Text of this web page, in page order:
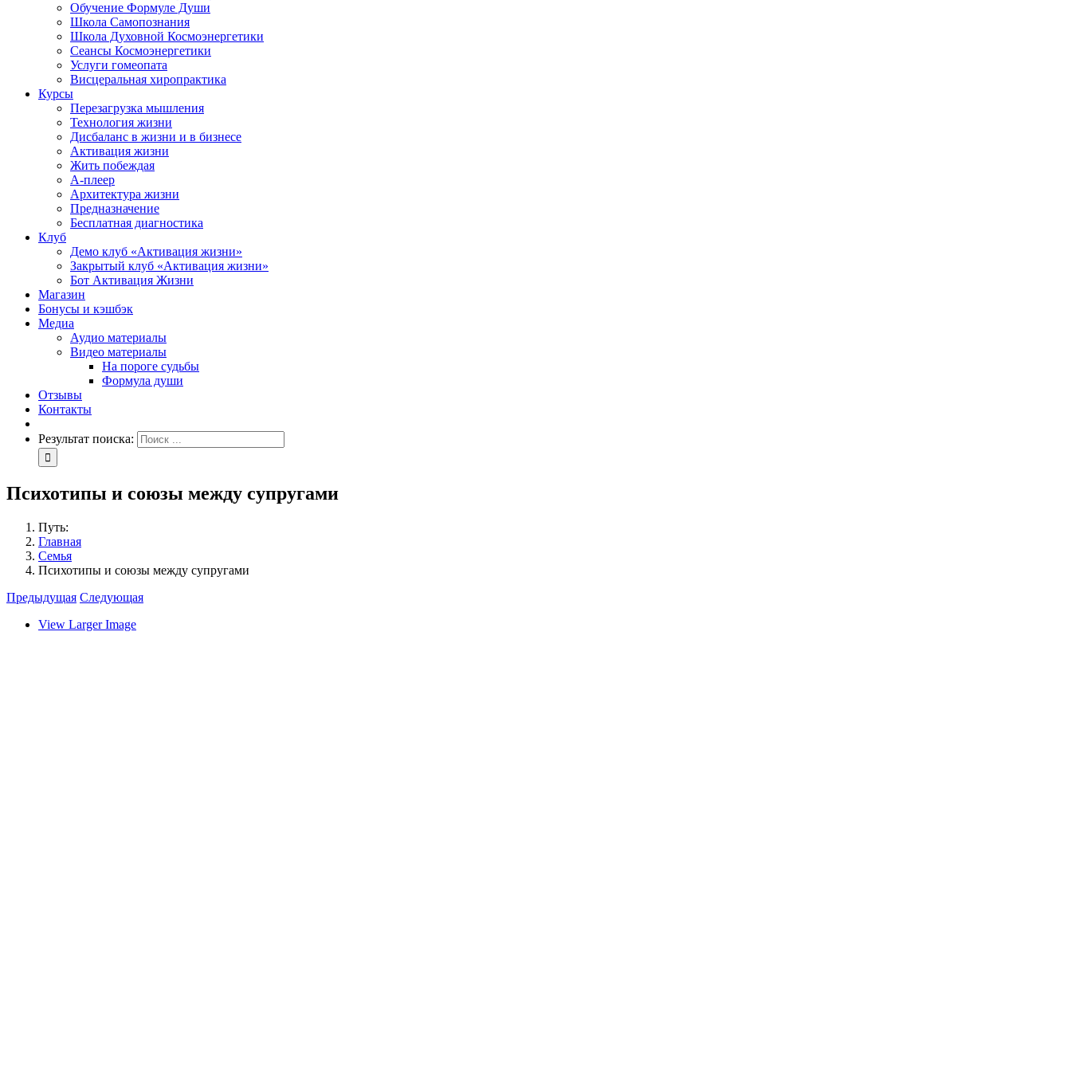
Обучение Формуле Души
Школа Самопознания
Школа Духовной Космоэнергетики
Сеансы Космоэнергетики
Услуги гомеопата
Висцеральная хиропрактика
Курсы
Перезагрузка мышления
Технология жизни
Дисбаланс в жизни и в бизнесе
Активация жизни
Жить побеждая
А-плеер
Архитектура жизни
Предназначение
Бесплатная диагностика
Клуб
Демо клуб «Активация жизни»
Закрытый клуб «Активация жизни»
Бот Активация Жизни
Магазин
Бонусы и кэшбэк
Медиа
Аудио материалы
Видео материалы
На пороге судьбы
Формула души
Отзывы
Контакты
Результат поиска:
Психотипы и союзы между супругами
Путь:
Главная
Семья
Психотипы и союзы между супругами
Предыдущая Следующая
View Larger Image